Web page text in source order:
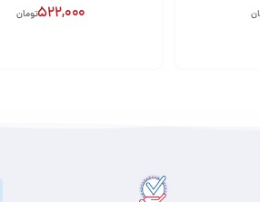
522,000تومان